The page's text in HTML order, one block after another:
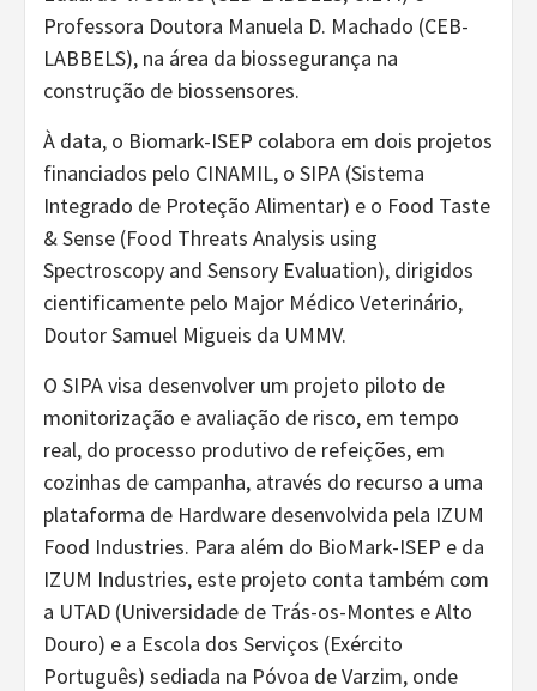
Professora Doutora Manuela D. Machado (CEB-
LABBELS), na área da biossegurança na
construção de biossensores.
À data, o Biomark-ISEP colabora em dois projetos
financiados pelo CINAMIL, o SIPA (Sistema
Integrado de Proteção Alimentar) e o Food Taste
& Sense (Food Threats Analysis using
Spectroscopy and Sensory Evaluation), dirigidos
cientificamente pelo Major Médico Veterinário,
Doutor Samuel Migueis da UMMV.
O SIPA visa desenvolver um projeto piloto de
monitorização e avaliação de risco, em tempo
real, do processo produtivo de refeições, em
cozinhas de campanha, através do recurso a uma
plataforma de Hardware desenvolvida pela IZUM
Food Industries. Para além do BioMark-ISEP e da
IZUM Industries, este projeto conta também com
a UTAD (Universidade de Trás-os-Montes e Alto
Douro) e a Escola dos Serviços (Exército
Português) sediada na Póvoa de Varzim, onde